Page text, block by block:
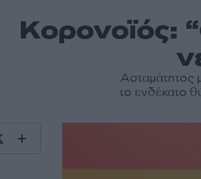
Κορονοϊός:
Ασταμάτητος
το ενδέκατο